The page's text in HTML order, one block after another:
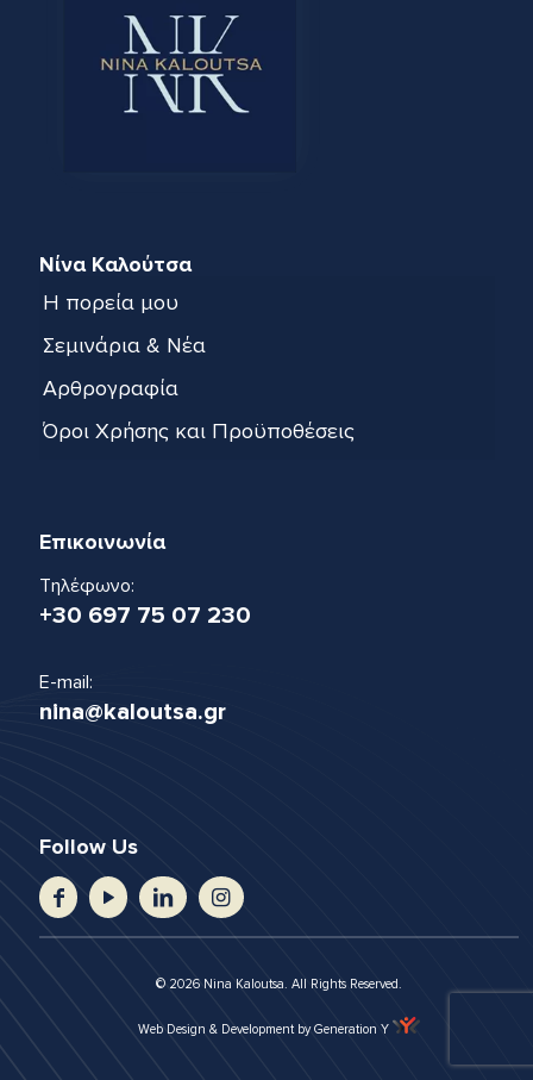
Νίνα Καλούτσα
Η πορεία μου
Σεμινάρια & Νέα
Αρθρογραφία
Όροι Χρήσης και Προϋποθέσεις
Επικοινωνία
Τηλέφωνο:
+30 697 75 07 230
E-mail:
nina@kaloutsa.gr
Follow Us
© 2026 Nina Kaloutsa. All Rights Reserved.
Web Design & Development by Generation Y